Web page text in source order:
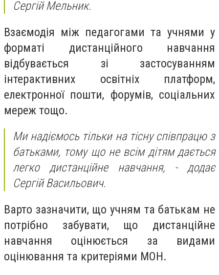
Сергій Мельник.
Взаємодія між педагогами та учнями у
форматі дистанційного навчання
відбувається зі застосуванням
інтерактивних освітніх платформ,
електронної пошти, форумів, соціальних
мереж тощо.
Ми надіємось тільки на тісну співпрацю з
батьками, тому що не всім дітям дається
легко дистанційне навчання, - додає
Сергій Васильович.
Варто зазначити, що учням та батькам не
потрібно забувати, що дистанційне
навчання оцінюється за видами
оцінювання та критеріями МОН.